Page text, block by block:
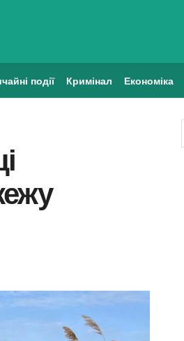
події Кримінал Економіка